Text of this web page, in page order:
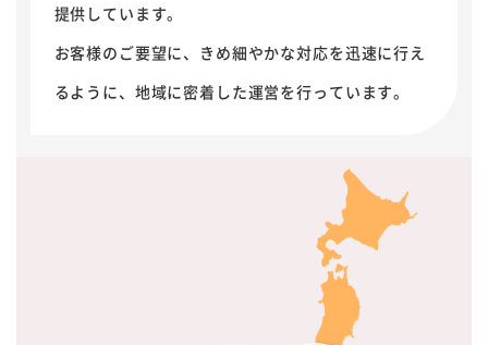
提供しています。
お客様のご要望に、きめ細やかな対応を迅速に行え
るように、地域に密着した運営を行っています。